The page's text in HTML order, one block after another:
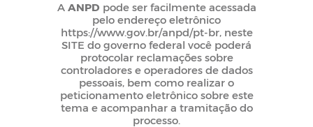
A ANPD pode ser facilmente acessada
pelo endereço eletrônico
https://www.gov.br/anpd/pt-br, neste
SITE do governo federal você poderá
protocolar reclamações sobre
controladores e operadores de dados
pessoais, bem como realizar o
peticionamento eletrônico sobre este
tema e acompanhar a tramitação do
processo.